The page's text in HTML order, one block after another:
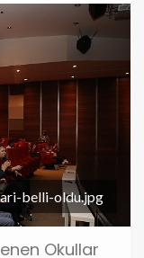
belli-oldu.jpg
Okullar